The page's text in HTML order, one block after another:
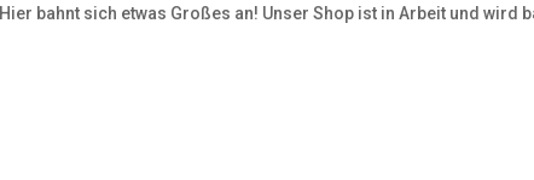
Hier bahnt sich etwas Großes an! Unser Shop ist in Arbeit und wird